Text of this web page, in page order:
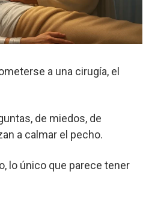
a una cirugía, el
de miedos, de
a calmar el pecho.
lo único que parece tener